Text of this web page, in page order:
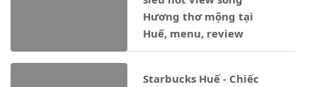
Hương thơ mộng tại
Huế, menu, review
Starbucks Huế - Chiếc